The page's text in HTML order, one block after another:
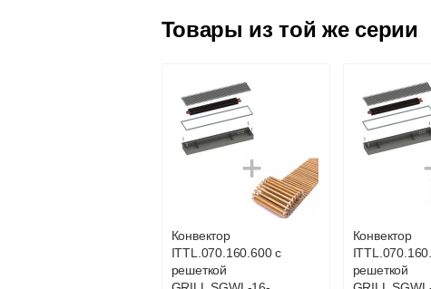
Доставка сантехники по Москве и
Подъем на этаж.
услуга платная
возможность
Доставка в регионы России.
Возможные способы оплаты:
Интернет-деньгами (Yandex-деньги,
Безналичный расчёт (возможно и с
Товары из той же серии
Конвектор
ITTL.070.160.600 с
решеткой
Конвектор
решеткой